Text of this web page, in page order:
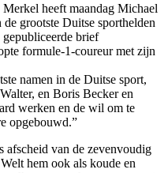
heeft maandag Michael
grootste Duitse sporthelden
brief
formule-1-coureur met zijn
namen in de Duitse sport,
en Boris Becker en
werken en de wil om te
opgebouwd.”
afscheid van de zevenvoudig
hem ook als koude en